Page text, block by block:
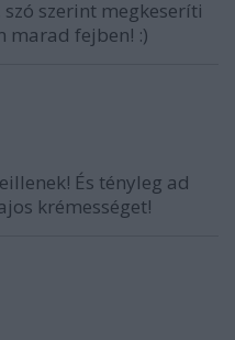
szerint megkeseríti
marad fejben! :)
És tényleg ad
krémességet!